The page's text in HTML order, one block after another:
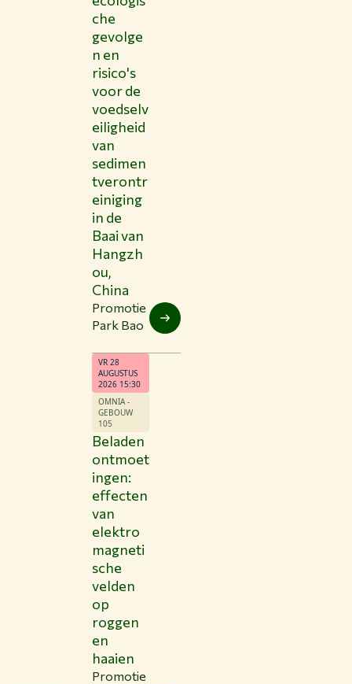
che
gevolge
n en
risico's
voor de
voedselv
eiligheid
van
sedimen
tverontr
einiging
in de
Baai van
Hangzh
ou,
China
Promotie
Park Bao
VR 28
AUGUSTUS
2026 15:30
OMNIA -
GEBOUW
105
Beladen
ontmoet
ingen:
effecten
van
elektro
magneti
sche
velden
op
roggen
en
haaien
Promotie